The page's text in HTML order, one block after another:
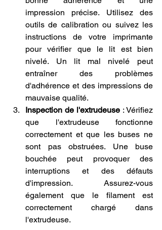
impression précise. Utilisez des
outils de calibration ou suivez les
instructions de votre imprimante
pour vérifier que le lit est bien
nivelé. Un lit mal nivelé peut
entraîner des problèmes
d'adhérence et des impressions de
mauvaise qualité.
Inspection de l'extrudeuse : Vérifiez
que l'extrudeuse fonctionne
correctement et que les buses ne
sont pas obstruées. Une buse
bouchée peut provoquer des
interruptions et des défauts
d'impression. Assurez-vous
également que le filament est
correctement chargé dans
l'extrudeuse.